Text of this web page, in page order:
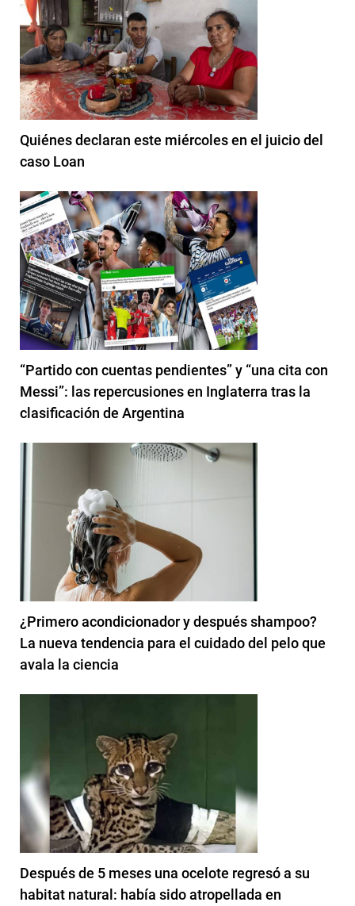
Quiénes declaran este miércoles en el juicio del
caso Loan
“Partido con cuentas pendientes” y “una cita con
Messi”: las repercusiones en Inglaterra tras la
clasificación de Argentina
¿Primero acondicionador y después shampoo?
La nueva tendencia para el cuidado del pelo que
avala la ciencia
Después de 5 meses una ocelote regresó a su
habitat natural: había sido atropellada en